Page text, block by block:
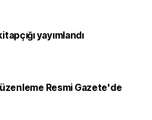
yayımlandı
Resmi Gazete'de